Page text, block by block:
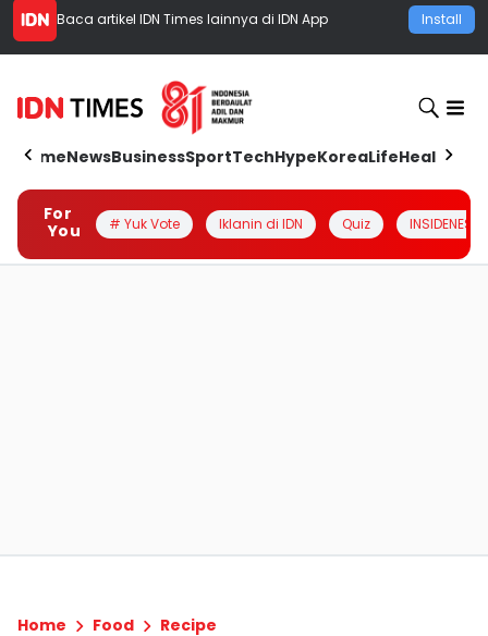
Baca artikel IDN Times lainnya di IDN App Install
HomeNewsBusinessSportTechHypeKoreaLifeHealth
For
You
# Yuk Vote Iklanin di IDN Quiz INSIDENESIA
Home Food Recipe